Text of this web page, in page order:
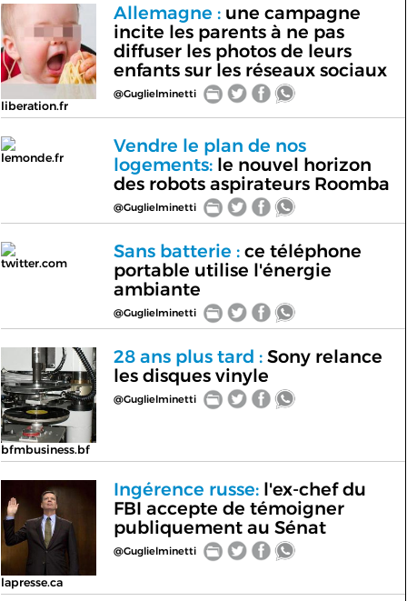
liberation.fr
Allemagne :une campagne
incite les parents à ne pas
diffuser les photos de leurs
enfants sur les réseaux sociaux
@Guglielminetti
lemonde.fr
Vendre le plan de nos
logements:le nouvel horizon
des robots aspirateurs Roomba
@Guglielminetti
twitter.com
Sans batterie :ce téléphone
portable utilise l'énergie
ambiante
@Guglielminetti
bfmbusiness.bf
28 ans plus tard :Sony relance
les disques vinyle
@Guglielminetti
lapresse.ca
Ingérence russe:l'ex-chef du
FBI accepte de témoigner
publiquement au Sénat
@Guglielminetti